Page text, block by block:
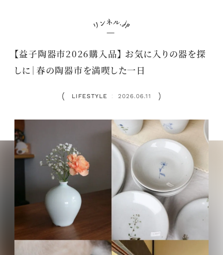
【益子陶器市2026購入品】 お気に入りの器を探
しに｜春の陶器市を満喫した一日
LIFESTYLE ： 2026.06.11